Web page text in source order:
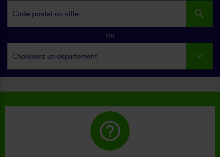
search
ou
Choisissez un département
help_outline